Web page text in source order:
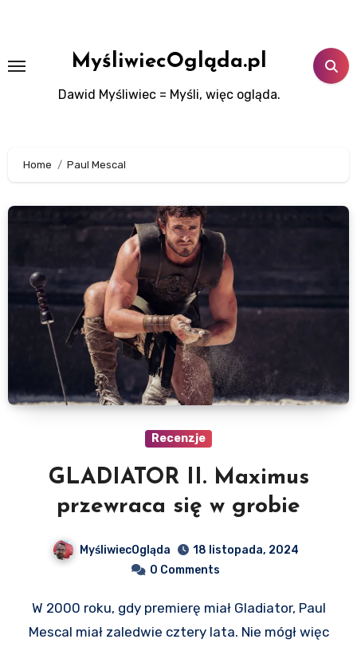
MyśliwiecOgląda.pl
Dawid Myśliwiec = Myśli, więc ogląda.
Home Paul Mescal
Recenzje
GLADIATOR II. Maximus
przewraca się w grobie
MyśliwiecOgląda
18 listopada, 2024
0 Comments
W 2000 roku, gdy premierę miał Gladiator, Paul
Mescal miał zaledwie cztery lata. Nie mógł więc